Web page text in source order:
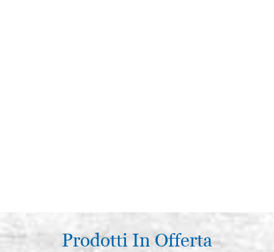
Prodotti In Offerta